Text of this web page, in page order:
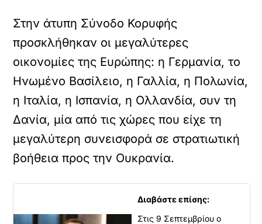
Στην άτυπη Σύνοδο Κορυφής
προσκλήθηκαν οι μεγαλύτερες
οικονομίες της Ευρώπης: η Γερμανία, το
Ηνωμένο Βασίλειο, η Γαλλία, η Πολωνία,
η Ιταλία, η Ισπανία, η Ολλανδία, συν τη
Δανία, μία από τις χώρες που είχε τη
μεγαλύτερη συνεισφορά σε στρατιωτική
βοήθεια προς την Ουκρανία.
Διαβάστε επίσης:
Στις 9 Σεπτεμβρίου ο